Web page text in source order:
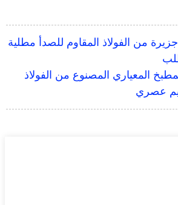
من الفولاذ المقاوم للصدأ مطلية
المطبخ المعياري المصنوع من الفولاذ
عصري